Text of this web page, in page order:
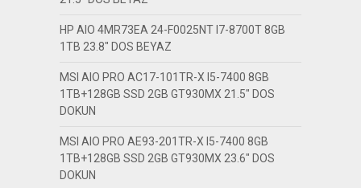
HP AIO 4MR73EA 24-F0025NT I7-8700T 8GB
1TB 23.8″ DOS BEYAZ
MSI AIO PRO AC17-101TR-X I5-7400 8GB
1TB+128GB SSD 2GB GT930MX 21.5″ DOS
DOKUN
MSI AIO PRO AE93-201TR-X I5-7400 8GB
1TB+128GB SSD 2GB GT930MX 23.6″ DOS
DOKUN